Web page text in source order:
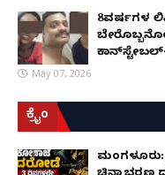
8ವರ್ಷಗಳ
May 07, 2026
ಕ್ರೈಂ